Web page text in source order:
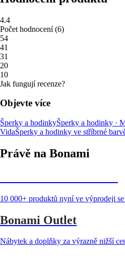
4.4
Počet hodnocení(6)
54
41
31
20
10
Jak fungují recenze?
Objevte více
Šperky a hodinkyŠperky a hodinky ·
VidaŠperky a hodinky ve stříbrné
Právě na Bonami
10 000+ produktů nyní ve výprodeji
Bonami Outlet
Nábytek a doplňky za výrazně nižší